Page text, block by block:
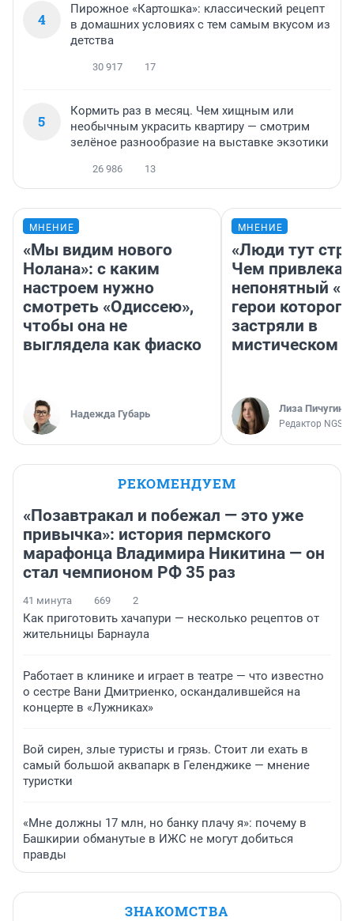
4
Пирожное «Картошка»: классический рецепт
в домашних условиях с тем самым вкусом из
детства
30 917 17
5
Кормить раз в месяц. Чем хищным или
необычным украсить квартиру — смотрим
зелёное разнообразие на выставке экзотики
26 986 13
МНЕНИЕ
«Мы видим нового
Нолана»: с каким
настроем нужно
смотреть «Одиссею»,
чтобы она не
выглядела как фиаско
Надежда Губарь
МНЕНИЕ
«Люди тут
Чем
непонятный
герои которого
застряли в
мистическом
Лиза Пичугина
Редактор
РЕКОМЕНДУЕМ
«Позавтракал и побежал — это уже
привычка»: история пермского
марафонца Владимира Никитина — он
стал чемпионом РФ 35 раз
41 минута 669 2
Как приготовить хачапури — несколько рецептов от
жительницы Барнаула
Работает в клинике и играет в театре — что известно
о сестре Вани Дмитриенко, оскандалившейся на
концерте в «Лужниках»
Вой сирен, злые туристы и грязь. Стоит ли ехать в
самый большой аквапарк в Геленджике — мнение
туристки
«Мне должны 17 млн, но банку плачу я»: почему в
Башкирии обманутые в ИЖС не могут добиться
правды
ЗНАКОМСТВА